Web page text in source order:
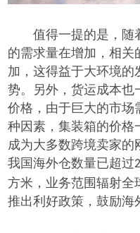
值得一提的是， 随
的需求量在增加，相关
加，这得益于大环境的
势。 另外，货运成本也
价格，由于巨大的市场
种因素，集装箱的价格
成为大多数跨境卖家的
我国海外仓数量已超过
方米，业务范围辐射全
推出利好政策，鼓励海